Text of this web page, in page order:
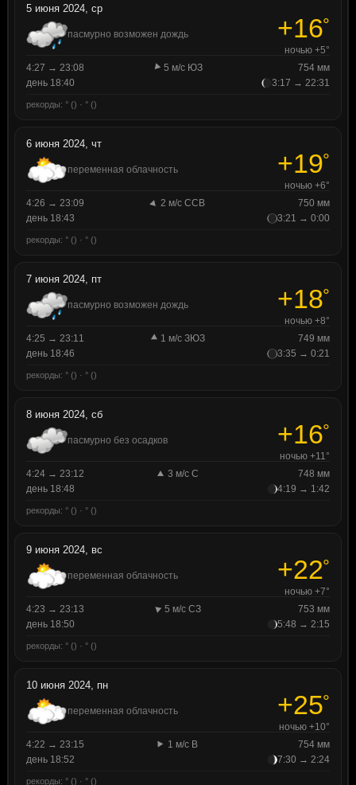
5 июня 2024, ср
пасмурно возможен дождь +16°
ночью +5°
4:27 → 23:08
5 м/с ЮЗ
754 мм
день 18:40
3:17 → 22:31
рекорды: ° () · ° ()
6 июня 2024, чт
переменная облачность +19°
ночью +6°
4:26 → 23:09
2 м/с ССВ
750 мм
день 18:43
3:21 → 0:00
рекорды: ° () · ° ()
7 июня 2024, пт
пасмурно возможен дождь +18°
ночью +8°
4:25 → 23:11
1 м/с ЗЮЗ
749 мм
день 18:46
3:35 → 0:21
рекорды: ° () · ° ()
8 июня 2024, сб
пасмурно без осадков +16°
ночью +11°
4:24 → 23:12
3 м/с С
748 мм
день 18:48
4:19 → 1:42
рекорды: ° () · ° ()
9 июня 2024, вс
переменная облачность +22°
ночью +7°
4:23 → 23:13
5 м/с СЗ
753 мм
день 18:50
5:48 → 2:15
рекорды: ° () · ° ()
10 июня 2024, пн
переменная облачность +25°
ночью +10°
4:22 → 23:15
1 м/с В
754 мм
день 18:52
7:30 → 2:24
рекорды: ° () · ° ()